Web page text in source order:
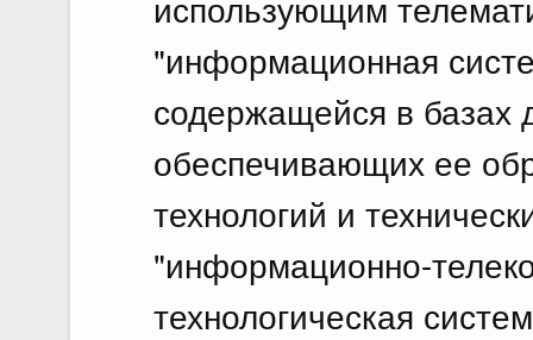
"информационная
содержащейся в
обеспечивающих ее
технологий и
"информационно-
технологическая